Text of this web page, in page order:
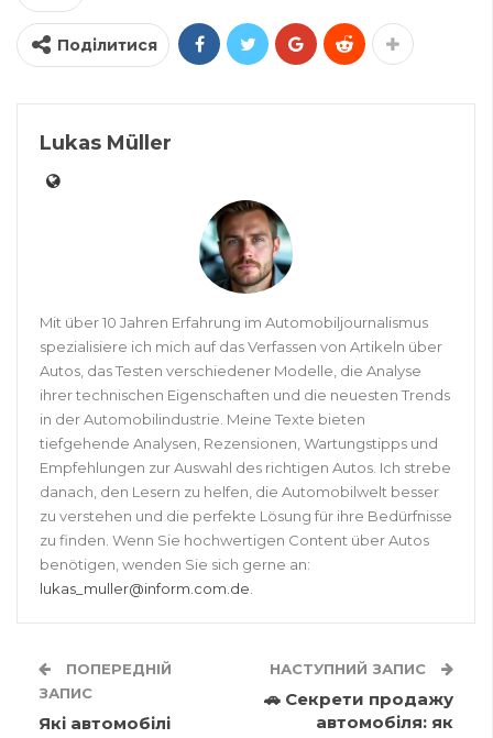
Поділитися
Lukas Müller
Mit über 10 Jahren Erfahrung im Automobiljournalismus
spezialisiere ich mich auf das Verfassen von Artikeln über
Autos, das Testen verschiedener Modelle, die Analyse
ihrer technischen Eigenschaften und die neuesten Trends
in der Automobilindustrie. Meine Texte bieten
tiefgehende Analysen, Rezensionen, Wartungstipps und
Empfehlungen zur Auswahl des richtigen Autos. Ich strebe
danach, den Lesern zu helfen, die Automobilwelt besser
zu verstehen und die perfekte Lösung für ihre Bedürfnisse
zu finden. Wenn Sie hochwertigen Content über Autos
benötigen, wenden Sie sich gerne an:
lukas_muller@inform.com.de
ПОПЕРЕДНІЙ
ЗАПИС
Які автомобілі
НАСТУПНИЙ ЗАПИС
🚗 Секрети продажу
автомобіля: як